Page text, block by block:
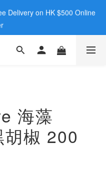
12樓B  |  RealDeal 保健品 |
0709
Delivery on HK $500 Online
12樓B  |  RealDeal 保健品 |
海藻
椒 200